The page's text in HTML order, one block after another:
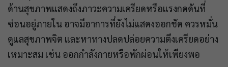
ด้านสุขภาพแสดงถึงภาวะความเครียดหรือแรงกดดันที่
ซ่อนอยู่ภายใน อาจมีอาการที่ยังไม่แสดงออกชัด ควรหมั่น
ดูแลสุขภาพจิต และหาทางปลดปล่อยความตึงเครียดอย่าง
เหมาะสม เช่น ออกกำลังกายหรือพักผ่อนให้เพียงพอ